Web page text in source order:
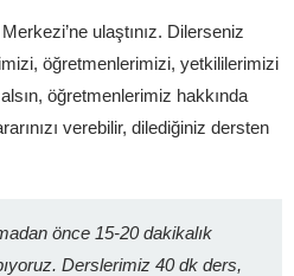
ulaştınız. Dilerseniz
öğretmenlerimizi, yetkililerimizi
öğretmenlerimiz hakkında
verebilir, dilediğiniz dersten
önce 15-20 dakikalık
Derslerimiz 40 dk ders,